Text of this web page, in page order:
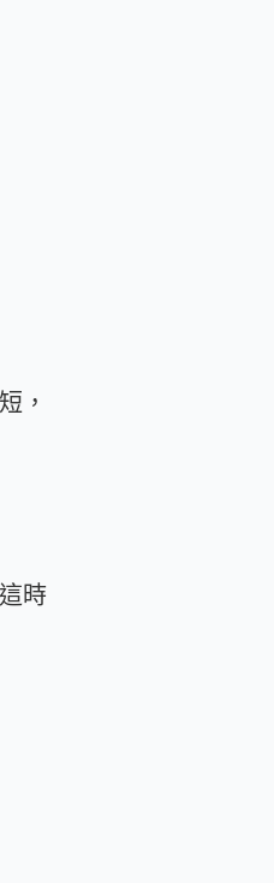
，
時